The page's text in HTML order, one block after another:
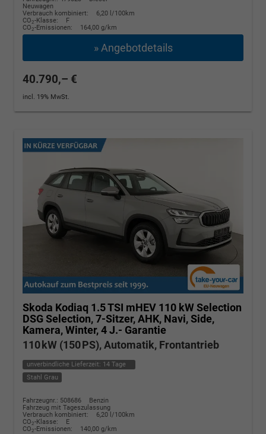
Neuwagen
Verbrauch kombiniert:
6,20 l/100km
CO2-Klasse:
F
CO2-Emissionen: 164,00 g/km
» Angebotdetails
40.790,– €
incl. 19% MwSt.
Skoda Kodiaq 1.5 TSI mHEV 110 kW Selection
DSG Selection, 7-Sitzer, AHK, Navi, Side,
Kamera, Winter, 4 J.- Garantie
110 kW (150 PS), Automatik, Frontantrieb
unverbindliche Lieferzeit: 14 Tage
Stahl Grau
Fahrzeugnr.: 508686
Benzin
Fahrzeug mit Tageszulassung
Verbrauch kombiniert:
6,20 l/100km
CO2-Klasse:
E
CO2-Emissionen: 140,00 g/km